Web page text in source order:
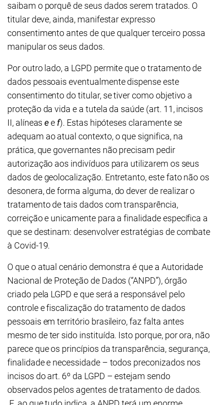
saibam o porquê de seus dados serem tratados. O
titular deve, ainda, manifestar expresso
consentimento antes de que qualquer terceiro possa
manipular os seus dados.
Por outro lado, a LGPD permite que o tratamento de
dados pessoais eventualmente dispense este
consentimento do titular, se tiver como objetivo a
proteção da vida e a tutela da saúde (art. 11, incisos
II, alíneasee f). Estas hipóteses claramente se
adequam ao atual contexto, o que significa, na
prática, que governantes não precisam pedir
autorização aos indivíduos para utilizarem os seus
dados de geolocalização. Entretanto, este fato não os
desonera, de forma alguma, do dever de realizar o
tratamento de tais dados com transparência,
correição e unicamente para a finalidade específica a
que se destinam: desenvolver estratégias de combate
à Covid-19.
O que o atual cenário demonstra é que a Autoridade
Nacional de Proteção de Dados (“ANPD”), órgão
criado pela LGPD e que será a responsável pelo
controle e fiscalização do tratamento de dados
pessoais em território brasileiro, faz falta antes
mesmo de ter sido instituída. Isto porque, por ora, não
parece que os princípios da transparência, segurança,
finalidade e necessidade – todos preconizados nos
incisos do art. 6º da LGPD – estejam sendo
observados pelos agentes de tratamento de dados.